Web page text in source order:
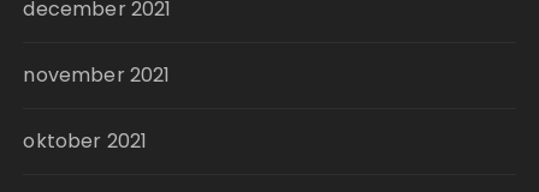
december 2021
november 2021
oktober 2021